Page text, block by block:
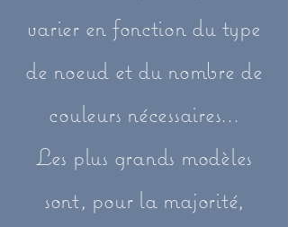
varier en fonction du type
de noeud et du nombre de
couleurs nécessaires...
Les plus grands modèles
sont, pour la majorité,